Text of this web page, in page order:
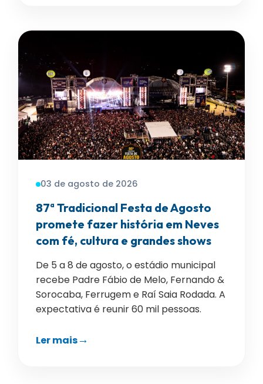
03 de agosto de 2026
87ª Tradicional Festa de Agosto
promete fazer história em Neves
com fé, cultura e grandes shows
De 5 a 8 de agosto, o estádio municipal
recebe Padre Fábio de Melo, Fernando &
Sorocaba, Ferrugem e Raí Saia Rodada. A
expectativa é reunir 60 mil pessoas.
Ler mais